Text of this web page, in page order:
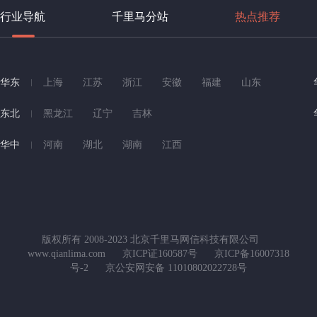
行业导航 千里马分站 热点推荐
华东 上海 江苏 浙江 安徽 福建 山东
东北 黑龙江 辽宁 吉林
华中 河南 湖北 湖南 江西
版权所有 2008-2023 北京千里马网信科技有限公司
www.qianlima.com
京ICP证160587号
京ICP备16007318
号-2
京公安网安备 11010802022728号